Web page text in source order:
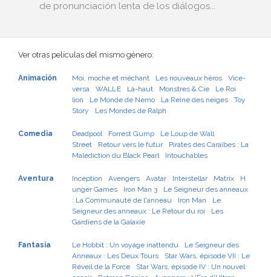
de pronunciación lenta de los diálogos...
Ver otras películas del mismo género:
Animación Moi, moche et méchant Les nouveaux héros
Vice-
versa
WALL·E Là-haut Monstres & Cie
Le Roi
lion
Le Monde de Nemo La Reine des neiges
Toy
Story
Les Mondes de Ralph
Comedia Deadpool Forrest Gump
Le Loup de Wall
Street
Retour vers le futur
Pirates des Caraïbes : La
Malédiction du Black Pearl
Intouchables
Aventura Inception Avengers Avatar Interstellar Matrix
H
unger Games
Iron Man 3
Le Seigneur des anneaux
: La Communauté de l'anneau
Iron Man
Le
Seigneur des anneaux : Le Retour du roi
Les
Gardiens de la Galaxie
Fantasía Le Hobbit : Un voyage inattendu
Le Seigneur des
Anneaux : Les Deux Tours
Star Wars, épisode VII : Le
Réveil de la Force
Star Wars, épisode IV : Un nouvel